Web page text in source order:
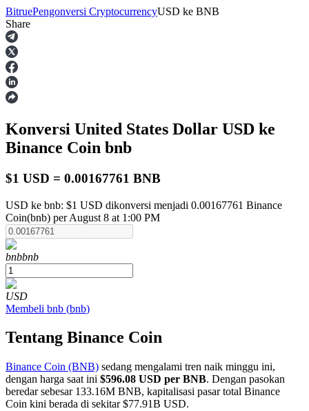
Berjangka
USDT Berjangka
Kontrak berjangka menggunakan USDT sebagai jaminannya
COIN-M Berjangka
Mata Uang Kripto Berjangka
BitruePengonversi CryptocurrencyUSD ke BNB
Share
Konversi United States Dollar USD ke
Binance Coin bnb
$1 USD = 0.00167761 BNB
USD ke bnb: $1 USD dikonversi menjadi 0.00167761 Binance
Coin(bnb) per August 8 at 1:00 PM
bnbbnb
USD
Membeli bnb (bnb)
Tentang Binance Coin
Binance Coin (BNB) sedang mengalami tren naik minggu ini,
dengan harga saat ini $596.08 USD per BNB. Dengan pasokan
beredar sebesar 133.16M BNB, kapitalisasi pasar total Binance
Coin kini berada di sekitar $77.91B USD.